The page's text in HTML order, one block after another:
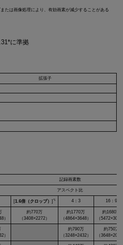
たは画像処理により、有効画素が減少することがある
に準拠
拡張子
記録画素数
アスペクト比
[1.6倍（クロップ） ] *1 4：3 16：9
）
約770万
（3408×2272）
約1770万
（4864×3648）
約1680万
（
）
約790万
（3248×2432）
約750万
（